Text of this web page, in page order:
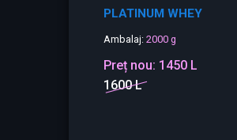
PLATINUM WHEY
Ambalaj: 2000 g
Preț nou: 1450 L
1600 L